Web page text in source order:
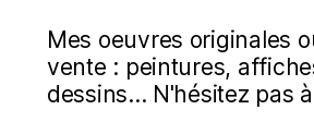
Mes oeuvres originales
vente : peintures,
dessins... N'hésitez pas